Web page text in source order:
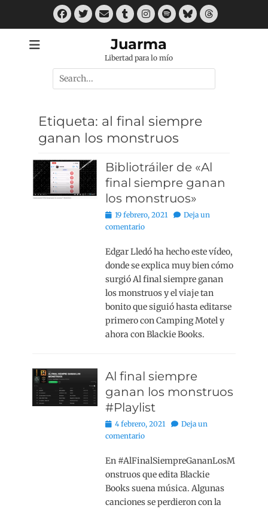
Facebook
TwitterCorreo
electrónico
TumblrInstagram
Spotify
BlueskyThreads
Juarma
Libertad para lo mío
Buscar
por:
Etiqueta: al final siempre
ganan los monstruos
Bibliotráiler de «Al
final siempre ganan
los monstruos»
Publicado
el
19 febrero, 2021
Deja un
comentario
Edgar Lledó ha hecho este vídeo,
donde se explica muy bien cómo
surgió Al final siempre ganan
los monstruos y el viaje tan
bonito que siguió hasta editarse
primero con Camping Motel y
ahora con Blackie Books.
Al final siempre
ganan los monstruos
#Playlist
Publicado
el
4 febrero, 2021
Deja un
comentario
En #AlFinalSiempreGananLosM
onstruos que edita Blackie
Books suena música. Algunas
canciones se perdieron con la